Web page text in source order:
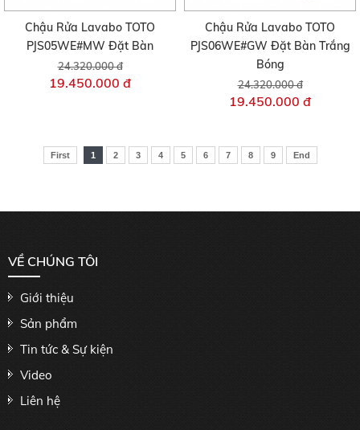
Chậu Rửa Lavabo TOTO
PJS05WE#MW Đặt Bàn
24.320.000 đ
19.450.000 đ
Chậu Rửa Lavabo TOTO
PJS06WE#GW Đặt Bàn Trắng
Bóng
24.320.000 đ
19.450.000 đ
First 1 2 3 4 5 6 7 8 9 End
VỀ CHÚNG TÔI
Giới thiệu
Sản phẩm
Tin tức & Sự kiện
Video
Liên hệ